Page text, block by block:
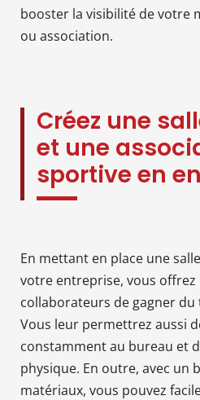
booster la visibilité de votre
ou association.
Créez une
et une
sportive en
En mettant en place une
votre entreprise, vous offrez
collaborateurs de gagner du
Vous leur permettrez aussi
constamment au bureau et
physique. En outre, avec un
matériaux, vous pouvez